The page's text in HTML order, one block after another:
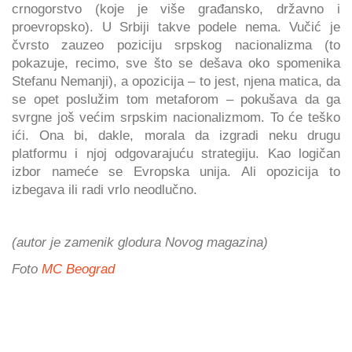
crnogorstvo (koje je više građansko, državno i
proevropsko). U Srbiji takve podele nema. Vučić je
čvrsto zauzeo poziciju srpskog nacionalizma (to
pokazuje, recimo, sve što se dešava oko spomenika
Stefanu Nemanji), a opozicija – to jest, njena matica, da
se opet poslužim tom metaforom – pokušava da ga
svrgne još većim srpskim nacionalizmom. To će teško
ići. Ona bi, dakle, morala da izgradi neku drugu
platformu i njoj odgovarajuću strategiju. Kao logičan
izbor nameće se Evropska unija. Ali opozicija to
izbegava ili radi vrlo neodlučno.
(autor je zamenik glodura Novog magazina)
Foto MC Beograd